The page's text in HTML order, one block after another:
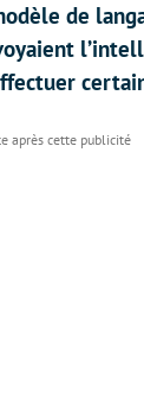
de